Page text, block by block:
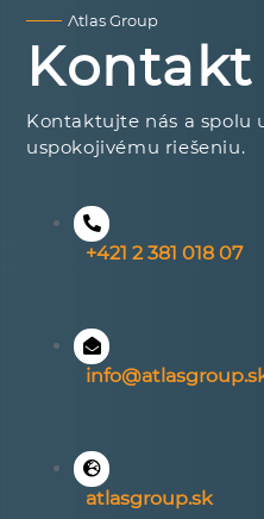
Atlas Group
Kontakt
Kontaktujte nás a spolu
uspokojivému riešeniu.
+421 2 381 018 07
atlasgroup.sk